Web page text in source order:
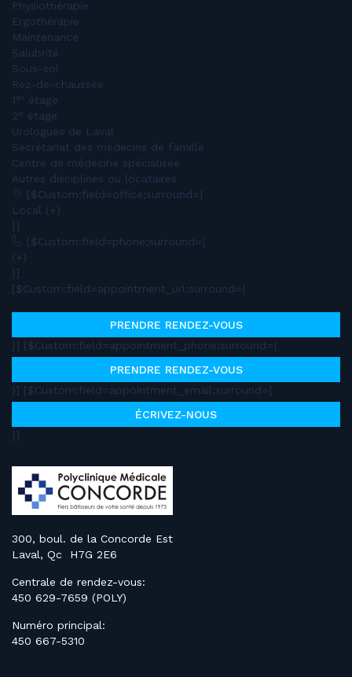
Physiothérapie
Ergothérapie
Maintenance
Salubrité
Sous-sol
Rez-de-chaussée
1er étage
2e étage
Urologues de Laval
Secrétariat des médecins de famille
Centre de médecine spécialisée
Autres disciplines ou locataires
[$Custom:field=office;surround={
Local (+)
}]
[$Custom:field=phone;surround={
(+)
}]
[$Custom:field=appointment_url;surround={
PRENDRE RENDEZ-VOUS
}] [$Custom:field=appointment_phone;surround={
PRENDRE RENDEZ-VOUS
}] [$Custom:field=appointment_email;surround={
ÉCRIVEZ-NOUS
}]
300, boul. de la Concorde Est
Laval, Qc H7G 2E6
Centrale de rendez-vous:
450 629-7659 (POLY)
Numéro principal:
450 667-5310